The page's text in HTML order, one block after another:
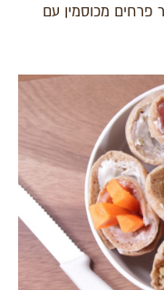
פרחים מכוסמין עם